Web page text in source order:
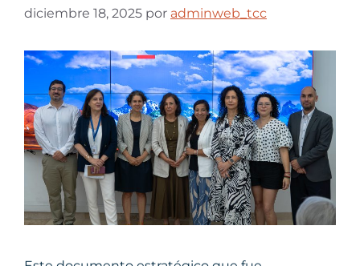
diciembre 18, 2025 por adminweb_tcc